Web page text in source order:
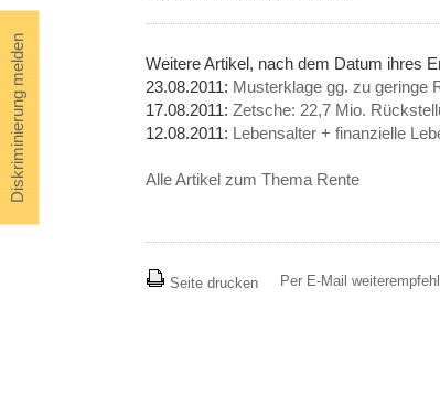
Diskriminierung melden
Weitere Artikel, nach dem Datum ihres
23.08.2011: Musterklage gg. zu geringe
17.08.2011: Zetsche: 22,7 Mio.
12.08.2011: Lebensalter + finanzielle
Alle Artikel zum Thema Rente
Seite drucken Per E-Mail